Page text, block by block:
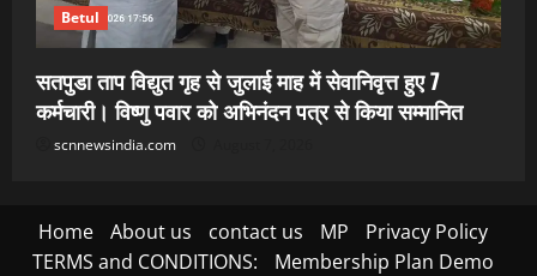
Betul
सतपुडा ताप विद्युत गृह से जुलाई माह में सेवानिवृत्त हुए 7
कर्मचारी। विष्णु पवार को अभिनंदन पत्र से किया सम्मानित
scnnewsindia.com
Home About us contact us MP
Privacy Policy
TERMS and CONDITIONS:
Membership Plan Demo